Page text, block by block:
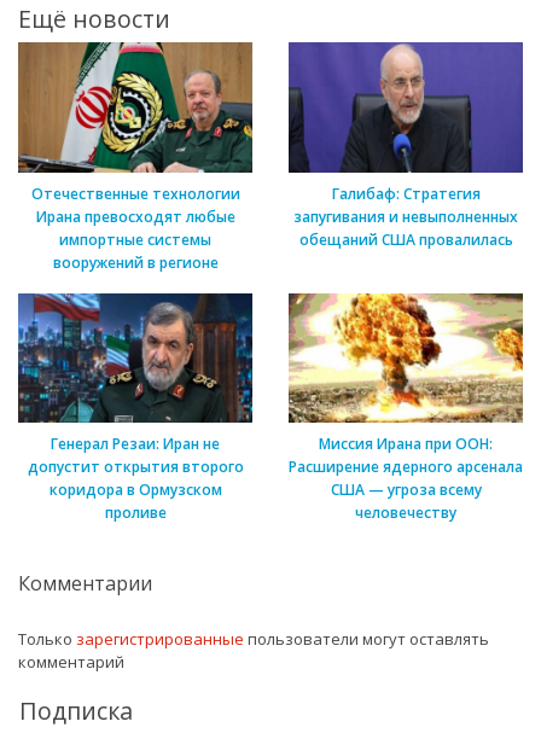
Ещё новости
Отечественные технологии
Ирана превосходят любые
импортные системы
вооружений в регионе
Галибаф: Стратегия
запугивания и невыполненных
обещаний США провалилась
Генерал Резаи: Иран не
допустит открытия второго
коридора в Ормузском
проливе
Миссия Ирана при ООН:
Расширение ядерного арсенала
США — угроза всему
человечеству
Комментарии
Только зарегистрированные пользователи могут оставлять
комментарий
Подписка